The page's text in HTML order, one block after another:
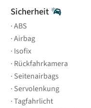
Sicherheit
ABS
Airbag
Isofix
Rückfahrkamera
Seitenairbags
Servolenkung
Tagfahrlicht